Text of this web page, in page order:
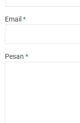
Email *
Pesan *